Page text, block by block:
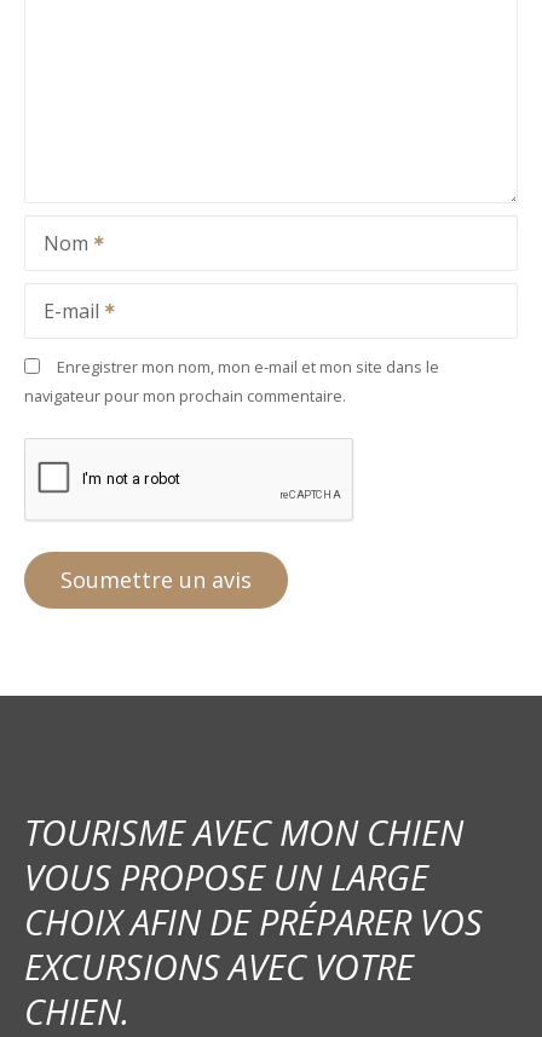
Nom
E-mail
Enregistrer mon nom, mon e-mail et mon site dans le
navigateur pour mon prochain commentaire.
TOURISME AVEC MON CHIEN
VOUS PROPOSE UN LARGE
CHOIX AFIN DE PRÉPARER VOS
EXCURSIONS AVEC VOTRE
CHIEN.